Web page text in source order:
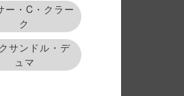
ー・C・クラー
ク
サンドル・デ
ュマ